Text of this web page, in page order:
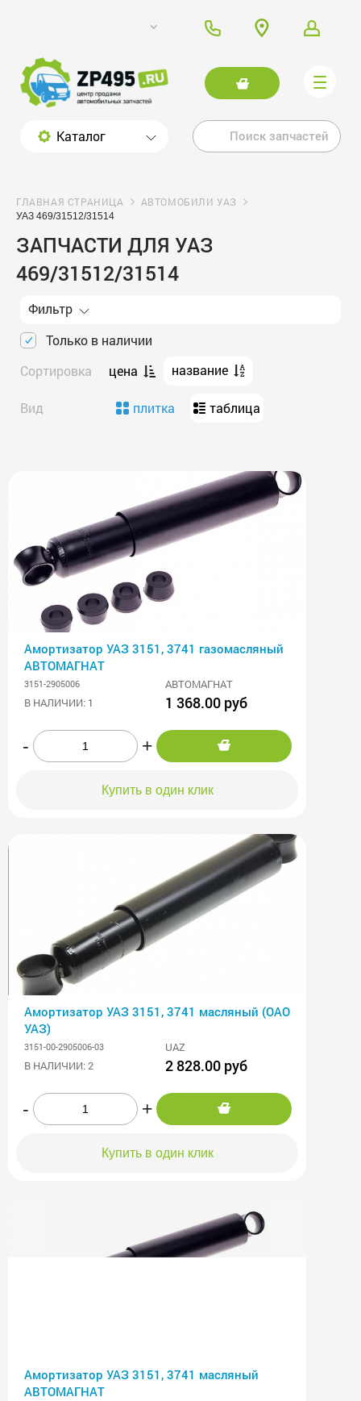
Каталог
ГЛАВНАЯ СТРАНИЦА АВТОМОБИЛИ УАЗ
УАЗ 469/31512/31514
ЗАПЧАСТИ ДЛЯ УАЗ
469/31512/31514
Фильтр
Только в наличии
Сортировка
цена название
Вид плитка таблица
Амортизатор УАЗ 3151, 3741 газомасляный
АВТОМАГНАТ
3151-2905006
АВТОМАГНАТ
В НАЛИЧИИ: 1
1 368.00 руб
- +
Купить в один клик
Амортизатор УАЗ 3151, 3741 масляный (ОАО
УАЗ)
3151-00-2905006-03
UAZ
В НАЛИЧИИ: 2
2 828.00 руб
- +
Купить в один клик
Амортизатор УАЗ 3151, 3741 масляный
АВТОМАГНАТ